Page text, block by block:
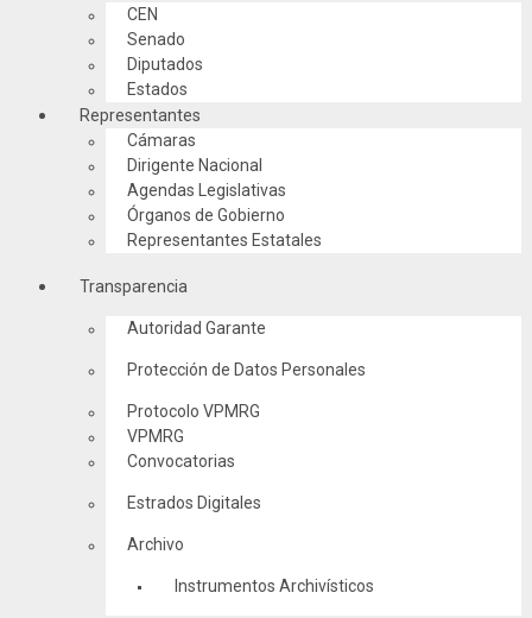
CEN
Senado
Diputados
Estados
Representantes
Cámaras
Dirigente Nacional
Agendas Legislativas
Órganos de Gobierno
Representantes Estatales
Transparencia
Autoridad Garante
Protección de Datos Personales
Protocolo VPMRG
VPMRG
Convocatorias
Estrados Digitales
Archivo
Instrumentos Archivísticos